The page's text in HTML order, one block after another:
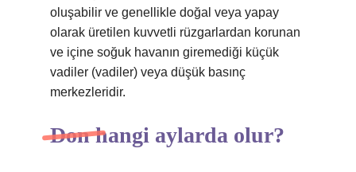
oluşabilir ve genellikle doğal veya yapay
olarak üretilen kuvvetli rüzgarlardan korunan
ve içine soğuk havanın giremediği küçük
vadiler (vadiler) veya düşük basınç
merkezleridir.
Don hangi aylarda olur?